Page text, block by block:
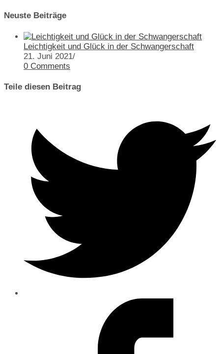
Neuste Beiträge
Leichtigkeit und Glück in der Schwangerschaft
21. Juni 2021/
0 Comments
Teile diesen Beitrag